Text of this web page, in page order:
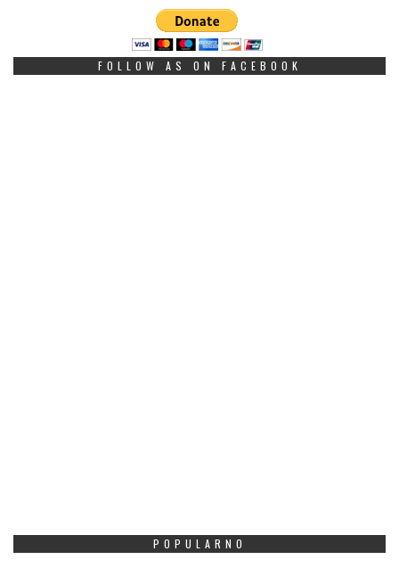
FOLLOW AS ON FACEBOOK
POPULARNO